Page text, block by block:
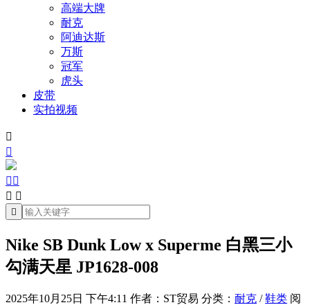
高端大牌
耐克
阿迪达斯
万斯
冠军
虎头
皮带
实拍视频


 
 

Nike SB Dunk Low x Superme 白黑三小
勾满天星 JP1628-008
2025年10月25日 下午4:11 作者：ST贸易 分类： 耐克 /鞋类 阅